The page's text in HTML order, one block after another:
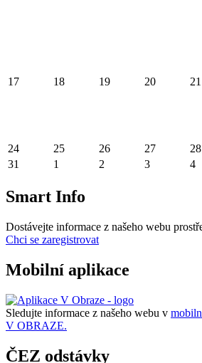
17 18 19 20 21
24 25 26 27 28
31
1 2 3 4
Smart Info
Dostávejte informace z našeho webu
Chci se zaregistrovat
Mobilní aplikace
Sledujte informace z našeho webu v
V OBRAZE.
ČEZ odstávky